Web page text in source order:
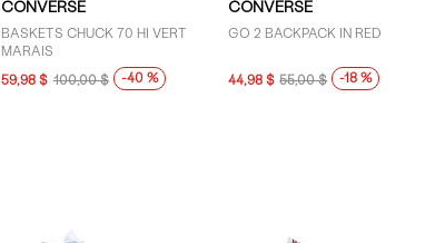
CONVERSE
BASKETS CHUCK 70 HI VERT
MARAIS
59,98 $ 100,00 $ -40 %
CONVERSE
GO 2 BACKPACK IN RED
44,98 $ 55,00 $ -18 %